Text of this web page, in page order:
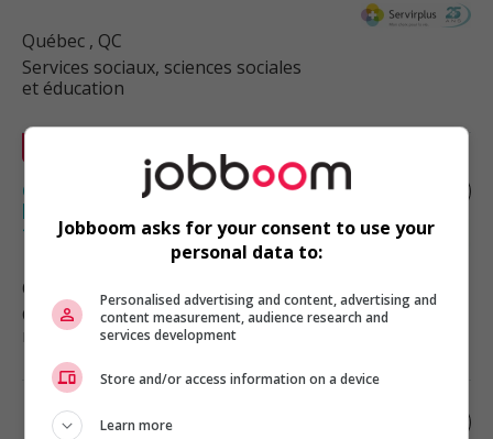
Québec , QC
Services sociaux, sciences sociales
et éducation
Candidat à la profession d’architecte,
bachelier en architecture ou
technologue en architecture
Québec
Construction, production et
manutention
Ingénieur forestier - télétravail
Jobboom asks for your consent to use your
personal data to:
Personalised advertising and content, advertising and
content measurement, audience research and
services development
Store and/or access information on a device
Learn more